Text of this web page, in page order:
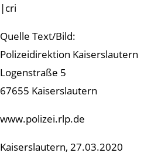
|cri
Quelle Text/Bild:
Polizeidirektion Kaiserslautern
Logenstraße 5
67655 Kaiserslautern
www.polizei.rlp.de
Kaiserslautern, 27.03.2020